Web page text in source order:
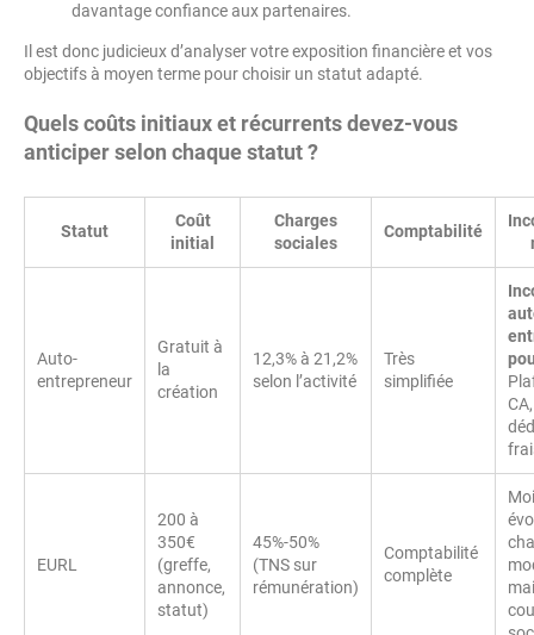
davantage confiance aux partenaires.
Il est donc judicieux d’analyser votre exposition financière et vos
objectifs à moyen terme pour choisir un statut adapté.
Quels coûts initiaux et récurrents devez-vous
anticiper selon chaque statut ?
Statut
Coût
initial
Charges
sociales
Comptabilité
Auto-
entrepreneur
Gratuit à
la
création
12,3% à 21,2%
selon l’activité
Très
simplifiée
EURL
200 à
350€
(greffe,
annonce,
statut)
45%-50%
(TNS sur
rémunération)
Comptabilité
complète